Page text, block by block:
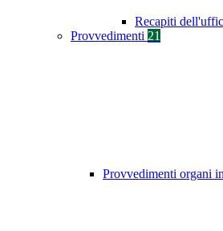
Recapiti
Provvedimenti 21
Provvedimenti organi